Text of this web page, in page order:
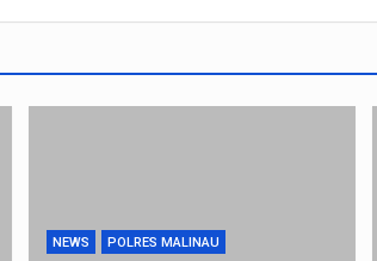
NEWS POLRES MALINAU